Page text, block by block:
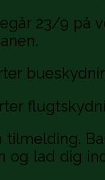
23/9 på
tilmelding.
og lad dig